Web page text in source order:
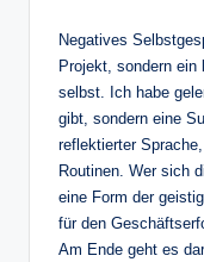
Negatives
Projekt, sondern
selbst. Ich habe
gibt, sondern eine
reflektierter
Routinen. Wer sich
eine Form der
für den
Am Ende geht es